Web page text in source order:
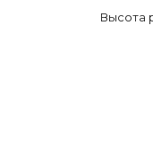
Высота